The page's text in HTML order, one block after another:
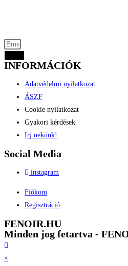
INFORMÁCIÓK
Adatvédelmi nyilatkozat
ÁSZF
Cookie nyilatkozat
Gyakori kérdések
Irj nekünk!
Social Media
instagram
Fiókom
Regisztráció
FENOIR.HU
Minden jog fetartva -
×